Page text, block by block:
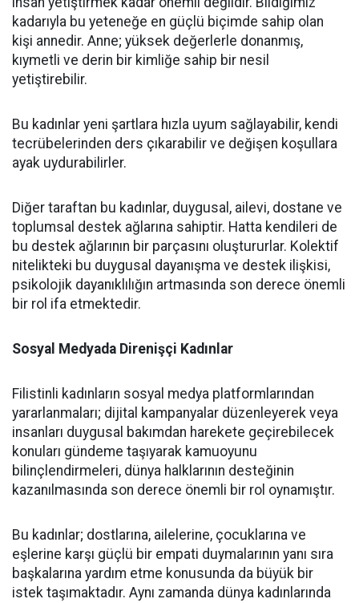
kadarıyla bu yeteneğe en güçlü biçimde sahip olan
kişi annedir. Anne; yüksek değerlerle donanmış,
kıymetli ve derin bir kimliğe sahip bir nesil
yetiştirebilir.
Bu kadınlar yeni şartlara hızla uyum sağlayabilir, kendi
tecrübelerinden ders çıkarabilir ve değişen koşullara
ayak uydurabilirler.
Diğer taraftan bu kadınlar, duygusal, ailevi, dostane ve
toplumsal destek ağlarına sahiptir. Hatta kendileri de
bu destek ağlarının bir parçasını oluştururlar. Kolektif
nitelikteki bu duygusal dayanışma ve destek ilişkisi,
psikolojik dayanıklılığın artmasında son derece önemli
bir rol ifa etmektedir.
Sosyal Medyada Direnişçi Kadınlar
Filistinli kadınların sosyal medya platformlarından
yararlanmaları; dijital kampanyalar düzenleyerek veya
insanları duygusal bakımdan harekete geçirebilecek
konuları gündeme taşıyarak kamuoyunu
bilinçlendirmeleri, dünya halklarının desteğinin
kazanılmasında son derece önemli bir rol oynamıştır.
Bu kadınlar; dostlarına, ailelerine, çocuklarına ve
eşlerine karşı güçlü bir empati duymalarının yanı sıra
başkalarına yardım etme konusunda da büyük bir
istek taşımaktadır. Aynı zamanda dünya kadınlarında